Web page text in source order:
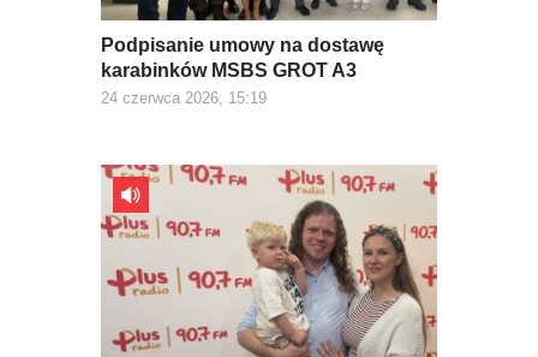
Podpisanie umowy na dostawę
karabinków MSBS GROT A3
24 czerwca 2026, 15:19